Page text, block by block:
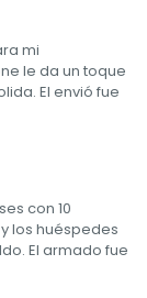
mi
le da un toque
El envió fue
con 10
los huéspedes
El armado fue